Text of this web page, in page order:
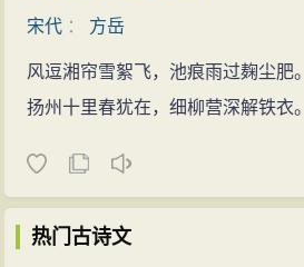
宋代 ： 方岳
风逗湘帘雪絮飞，池痕雨过麹尘肥。
扬州十里春犹在，细柳营深解铁衣。
热门古诗文